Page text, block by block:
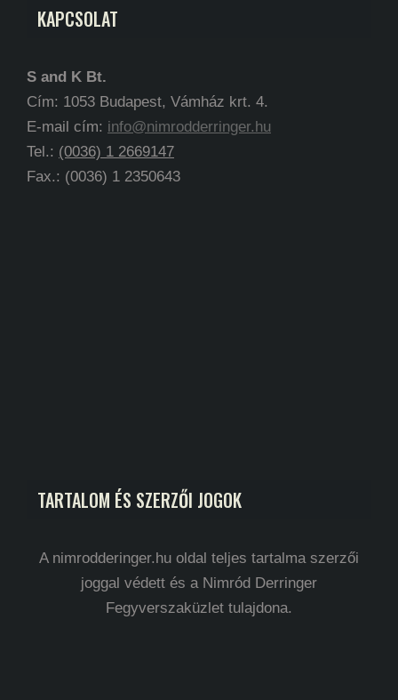
KAPCSOLAT
S and K Bt.
Cím: 1053 Budapest, Vámház krt. 4.
E-mail cím: info@nimrodderringer.hu
Tel.: (0036) 1 2669147
Fax.: (0036) 1 2350643
TARTALOM ÉS SZERZŐI JOGOK
A nimrodderinger.hu oldal teljes tartalma szerzői
joggal védett és a Nimród Derringer
Fegyverszaküzlet tulajdona.